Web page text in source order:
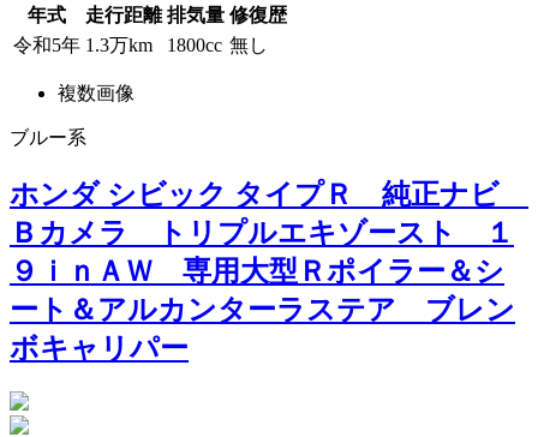
年式
走行距離 排気量 修復歴
令和5年 1.3万km 1800cc 無し
複数画像
ブルー系
ホンダ シビック タイプＲ 純正ナビ
Ｂカメラ トリプルエキゾースト １
９ｉｎＡＷ 専用大型Ｒポイラー＆シ
ート＆アルカンターラステア ブレン
ボキャリパー